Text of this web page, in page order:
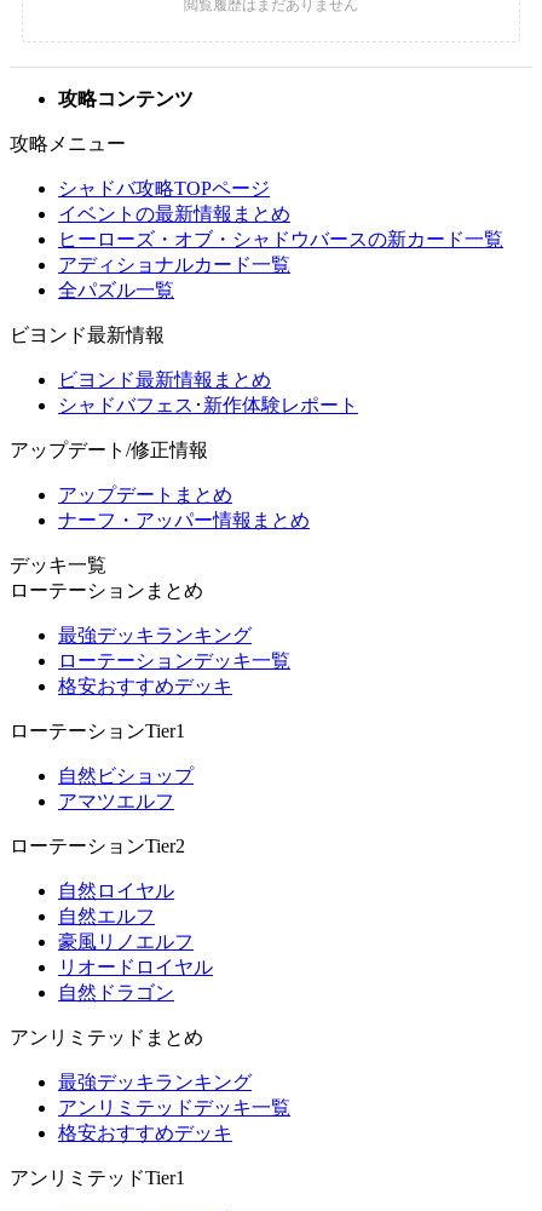
攻略コンテンツ
攻略メニュー
シャドバ攻略TOPページ
イベントの最新情報まとめ
ヒーローズ・オブ・シャドウバースの新カード一覧
アディショナルカード一覧
全パズル一覧
ビヨンド最新情報
ビヨンド最新情報まとめ
シャドバフェス･新作体験レポート
アップデート/修正情報
アップデートまとめ
ナーフ・アッパー情報まとめ
デッキ一覧
ローテーションまとめ
最強デッキランキング
ローテーションデッキ一覧
格安おすすめデッキ
ローテーションTier1
自然ビショップ
アマツエルフ
ローテーションTier2
自然ロイヤル
自然エルフ
豪風リノエルフ
リオードロイヤル
自然ドラゴン
アンリミテッドまとめ
最強デッキランキング
アンリミテッドデッキ一覧
格安おすすめデッキ
アンリミテッドTier1